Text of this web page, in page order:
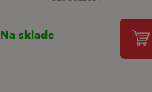
Na sklade